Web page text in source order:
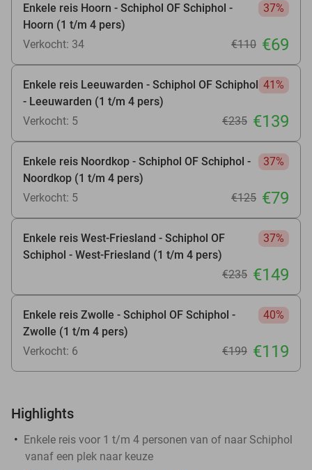
Enkele reis Hoorn - Schiphol OF Schiphol -
Hoorn (1 t/m 4 pers)
37%
Verkocht: 34 €110 €69
Enkele reis Leeuwarden - Schiphol OF Schiphol
- Leeuwarden (1 t/m 4 pers)
41%
Verkocht: 5 €235 €139
Enkele reis Noordkop - Schiphol OF Schiphol -
Noordkop (1 t/m 4 pers)
37%
Verkocht: 5 €125 €79
Enkele reis West-Friesland - Schiphol OF
Schiphol - West-Friesland (1 t/m 4 pers)
37%
€235 €149
Enkele reis Zwolle - Schiphol OF Schiphol -
Zwolle (1 t/m 4 pers)
40%
Verkocht: 6 €199 €119
Highlights
Enkele reis voor 1 t/m 4 personen van of naar Schiphol
vanaf een plek naar keuze